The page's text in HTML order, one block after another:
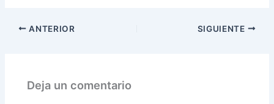
ANTERIOR SIGUIENTE
Deja un comentario